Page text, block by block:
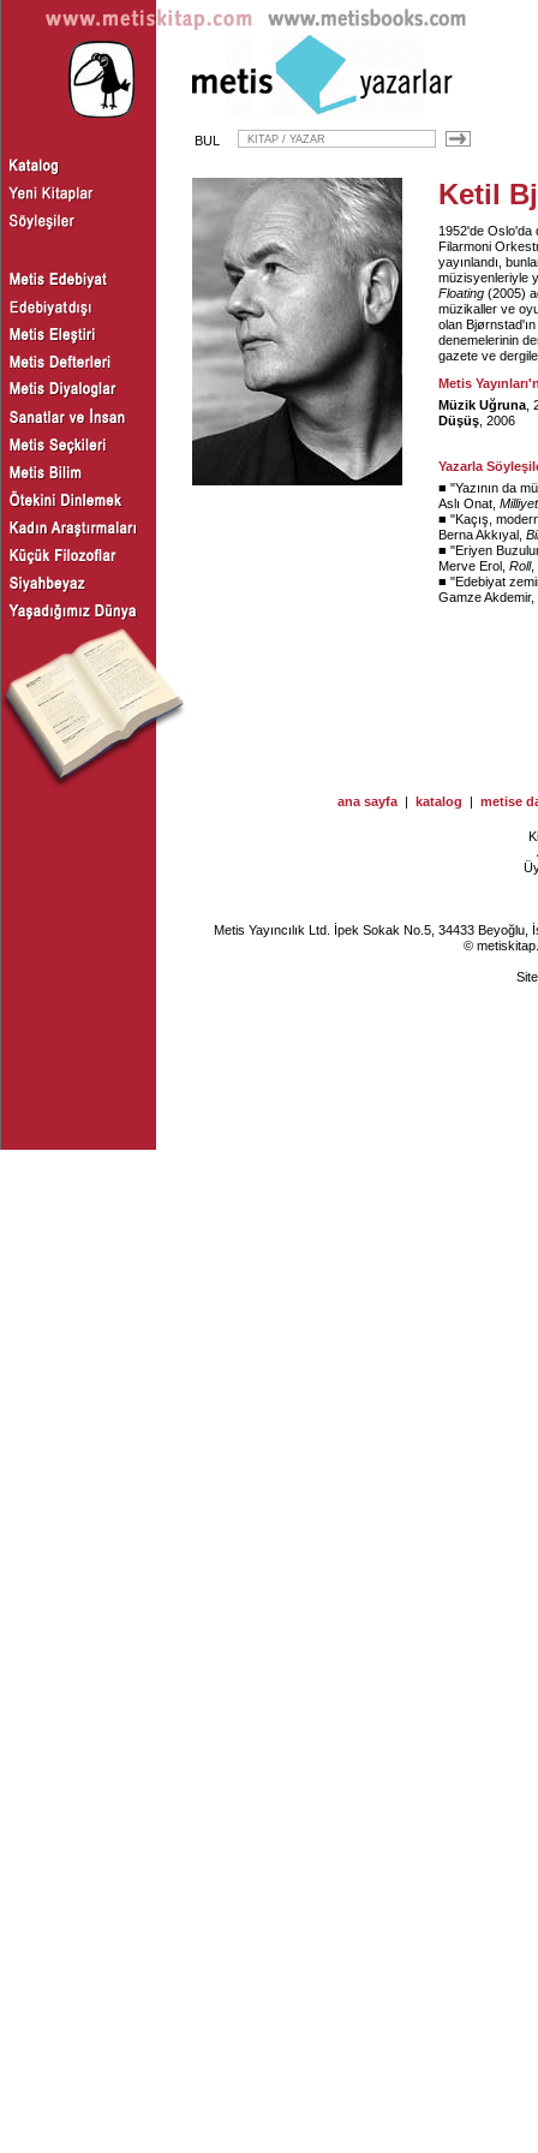
BUL
Ketil
1952'de Oslo'da
Filarmoni
yayınlandı,
müzisyenleriyle
Floating (2005)
müzikaller ve
olan
denemelerinin
gazete ve
Metis
Müzik Uğruna ,
Düşüş , 2006
Yazarla
■ "Yazının da
Aslı Onat, Milliyet
■ "Kaçış,
Berna Akkıyal,
■ "Eriyen
Merve Erol, Roll,
■ "Edebiyat
Gamze Akdemir,
ana sayfa | katalog | metise
Metis Yayıncılık Ltd. İpek Sokak No.5, 34433
©